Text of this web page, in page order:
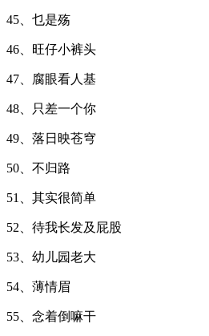
45、乜是殇
46、旺仔小裤头
47、腐眼看人基
48、只差一个你
49、落日映苍穹
50、不归路
51、其实很简单
52、待我长发及屁股
53、幼儿园老大
54、薄情眉
55、念着倒嘛干